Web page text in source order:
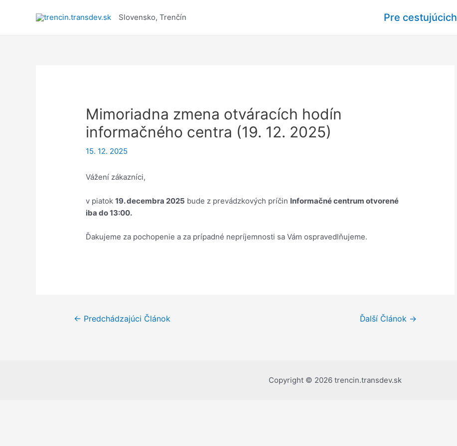
Slovensko, Trenčín Pre cestujúcich
Mimoriadna zmena otváracích hodín
informačného centra (19. 12. 2025)
15. 12. 2025
Vážení zákazníci,
v piatok19. decembra 2025 bude z prevádzkových príčin Informačné centrum otvorené
iba do 13:00.
Ďakujeme za pochopenie a za prípadné nepríjemnosti sa Vám ospravedlňujeme.
Navigácia
← Predchádzajúci Článok Ďalší Článok →
Copyright © 2026 trencin.transdev.sk